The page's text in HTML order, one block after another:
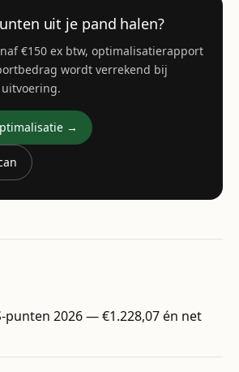
uit je pand halen?
€150 ex btw, optimalisatierapport
wordt verrekend bij
→
punten 2026 — €1.228,07 én net